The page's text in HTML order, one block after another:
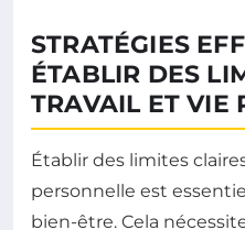
STRATÉGIES
ÉTABLIR DES
TRAVAIL ET VIE
Établir des limites
personnelle est
bien-être. Cela